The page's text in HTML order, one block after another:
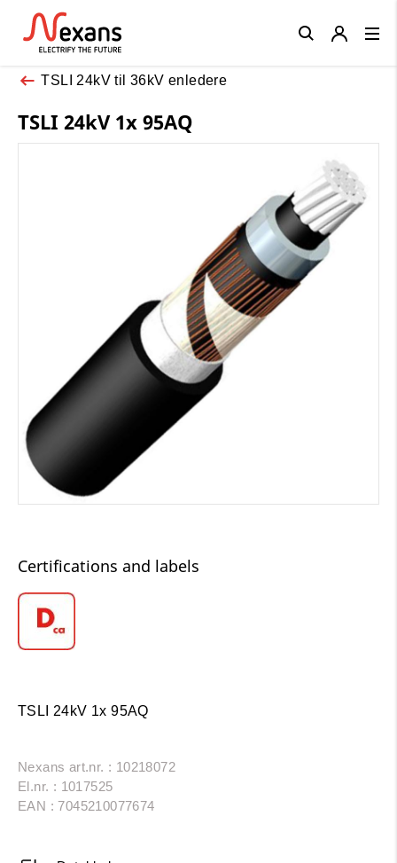
TSLI 24kV til 36kV enledere
TSLI 24kV 1x 95AQ
Certifications and labels
TSLI 24kV 1x 95AQ
Nexans art.nr. : 10218072
El.nr. : 1017525
EAN : 7045210077674
Close